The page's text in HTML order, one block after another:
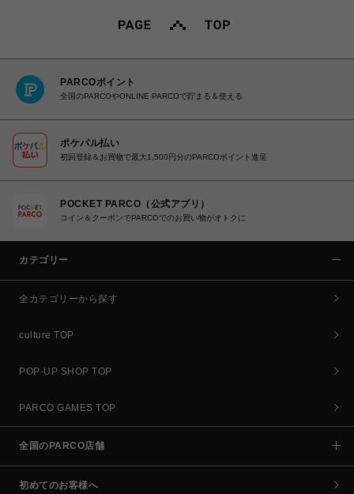
PARCOポイント
全国のPARCOやONLINE PARCOで貯まる＆使える
ポケパル払い
初回登録＆お買物で最大1,500円分のPARCOポイント進呈
POCKET PARCO（公式アプリ）
コイン＆クーポンでPARCOでのお買い物がオトクに
カテゴリー
全カテゴリーから探す
culture TOP
POP-UP SHOP TOP
PARCO GAMES TOP
全国のPARCO店舗
初めてのお客様へ